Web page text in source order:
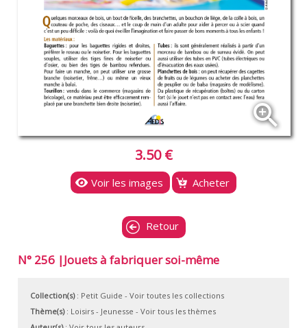
zoom_in
3.50 €
Voir les images Acheter
Retour
N° 256 |Jouets à fabriquer soi-même
Collection(s): Petit Guide - Voir toutes les collections
Thème(s): Loisirs- Jeunesse - Voir tous les thèmes